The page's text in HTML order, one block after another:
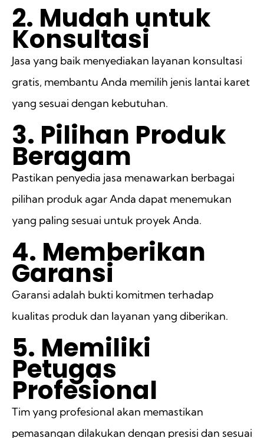
2. Mudah untuk
Konsultasi
Jasa yang baik menyediakan layanan konsultasi
gratis, membantu Anda memilih jenis lantai karet
yang sesuai dengan kebutuhan.
3. Pilihan Produk
Beragam
Pastikan penyedia jasa menawarkan berbagai
pilihan produk agar Anda dapat menemukan
yang paling sesuai untuk proyek Anda.
4. Memberikan
Garansi
Garansi adalah bukti komitmen terhadap
kualitas produk dan layanan yang diberikan.
5. Memiliki
Petugas
Profesional
Tim yang profesional akan memastikan
pemasangan dilakukan dengan presisi dan sesuai